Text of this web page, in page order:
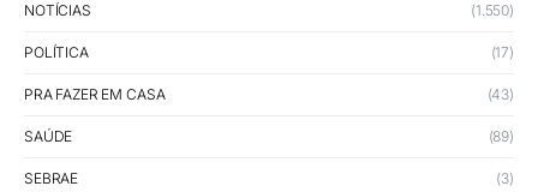
NOTÍCIAS (1.550)
POLÍTICA (17)
PRA FAZER EM CASA (43)
SAÚDE (89)
SEBRAE (3)